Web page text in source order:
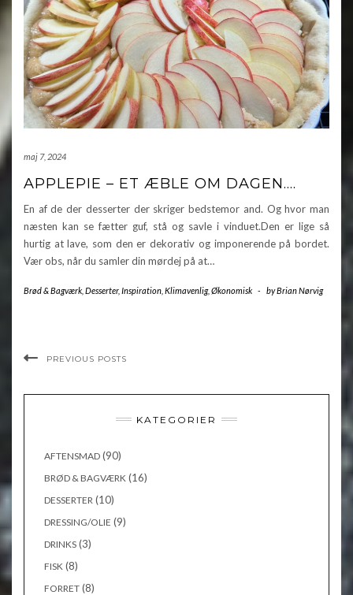
maj 7, 2024
APPLEPIE – ET ÆBLE OM DAGEN….
En af de der desserter der skriger bedstemor and. Og hvor man
næsten kan se fætter guf, stå og savle i vinduet.Den er lige så
hurtig at lave, som den er dekorativ og imponerende på bordet.
Vær obs, når du samler din mørdej på at…
Brød & Bagværk Desserter, Inspiration Klimavenlig, Økonomisk - byBrian Nørvig
PREVIOUS POSTS
KATEGORIER
AFTENSMAD (90)
BRØD & BAGVÆRK (16)
DESSERTER (10)
DRESSING/OLIE (9)
DRINKS (3)
FISK (8)
FORRET (8)